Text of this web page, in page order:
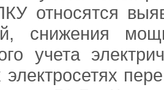
относятся
снижения
учета